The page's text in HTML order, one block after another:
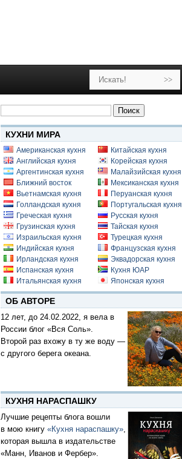
Найти:
КУХНИ МИРА
Американская кухня
Английская кухня
Аргентинская кухня
Ближний восток
Вьетнамская кухня
Голландская кухня
Греческая кухня
Грузинская кухня
Израильская кухня
Индийская кухня
Ирландская кухня
Испанская кухня
Итальянская кухня
Китайская кухня
Корейская кухня
Малайзийская кухня
Мексиканская кухня
Перуанская кухня
Португальская кухня
Русская кухня
Тайская кухня
Турецкая кухня
Французская кухня
Эквадорская кухня
Кухня ЮАР
Японская кухня
ОБ АВТОРЕ
12 лет, до 24.02.2022, я вела в
России блог «Вся Соль».
Второй раз вхожу в ту же воду —
с другого берега океана.
КУХНЯ НАРАСПАШКУ
Лучшие рецепты блога вошли
в мою книгу «Кухня нараспашку»,
которая вышла в издательстве
«Манн, Иванов и Фербер».